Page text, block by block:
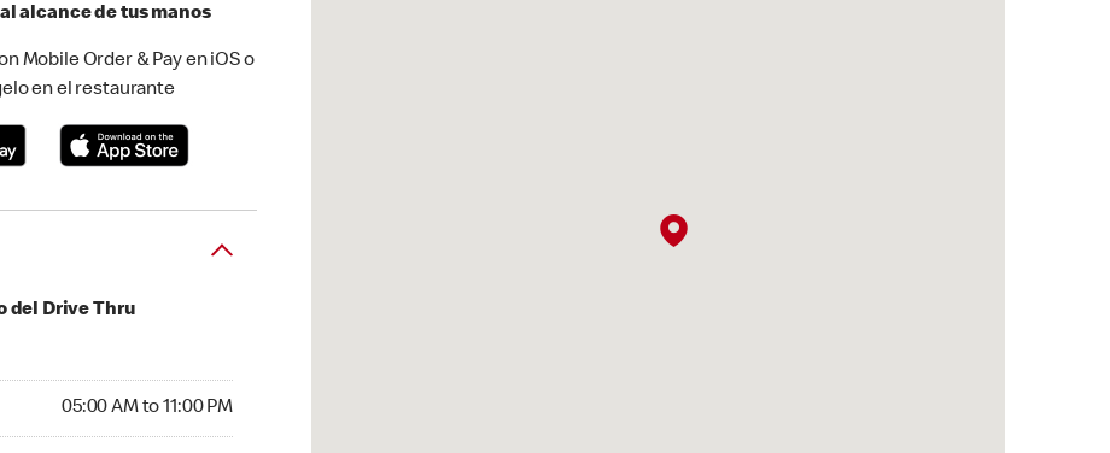
alcance de tus manos
Mobile Order & Pay en iOS o
en el restaurante
del Drive Thru
05:00 AM to 11:00 PM